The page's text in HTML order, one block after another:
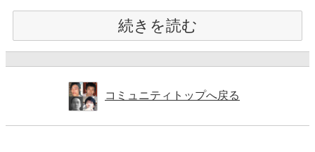
続きを読む
コミュニティトップへ戻る